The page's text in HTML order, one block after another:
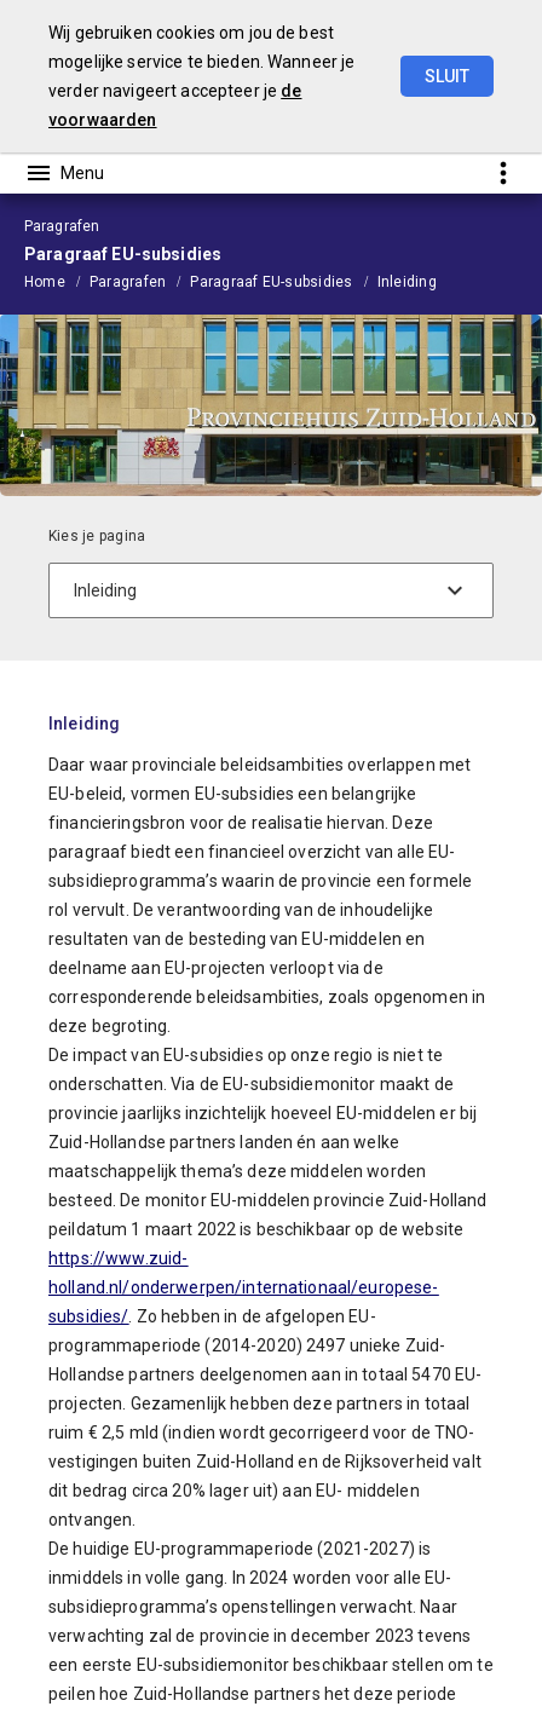
Wij gebruiken cookies om jou de best
mogelijke service te bieden. Wanneer je
verder navigeert accepteer je de
voorwaarden
SLUIT
Paragrafen
Paragraaf EU-subsidies
Home Paragrafen Paragraaf EU-subsidies Inleiding
Inleiding
Daar waar provinciale beleidsambities overlappen met
EU-beleid, vormen EU-subsidies een belangrijke
financieringsbron voor de realisatie hiervan. Deze
paragraaf biedt een financieel overzicht van alle EU-
subsidieprogramma’s waarin de provincie een formele
rol vervult. De verantwoording van de inhoudelijke
resultaten van de besteding van EU-middelen en
deelname aan EU-projecten verloopt via de
corresponderende beleidsambities, zoals opgenomen in
deze begroting.
De impact van EU-subsidies op onze regio is niet te
onderschatten. Via de EU-subsidiemonitor maakt de
provincie jaarlijks inzichtelijk hoeveel EU-middelen er bij
Zuid-Hollandse partners landen én aan welke
maatschappelijk thema’s deze middelen worden
besteed. De monitor EU-middelen provincie Zuid-Holland
peildatum 1 maart 2022 is beschikbaar op de website
https://www.zuid-
holland.nl/onderwerpen/internationaal/europese-
subsidies/ . Zo hebben in de afgelopen EU-
programmaperiode (2014-2020) 2497 unieke Zuid-
Hollandse partners deelgenomen aan in totaal 5470 EU-
projecten. Gezamenlijk hebben deze partners in totaal
ruim € 2,5 mld (indien wordt gecorrigeerd voor de TNO-
vestigingen buiten Zuid-Holland en de Rijksoverheid valt
dit bedrag circa 20% lager uit) aan EU- middelen
ontvangen.
De huidige EU-programmaperiode (2021-2027) is
inmiddels in volle gang. In 2024 worden voor alle EU-
subsidieprogramma’s openstellingen verwacht. Naar
verwachting zal de provincie in december 2023 tevens
een eerste EU-subsidiemonitor beschikbaar stellen om te
peilen hoe Zuid-Hollandse partners het deze periode